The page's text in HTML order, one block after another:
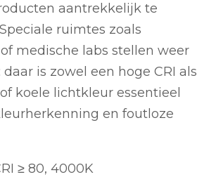
aantrekkelijk te
ruimtes zoals
medische labs stellen weer
daar is zowel een hoge CRI als
koele lichtkleur essentieel
en foutloze
≥ 80, 4000K